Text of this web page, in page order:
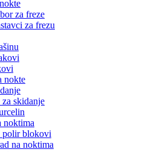
za freze
za frezu
nokte
skidanje
noktima
polir blokovi
na noktima